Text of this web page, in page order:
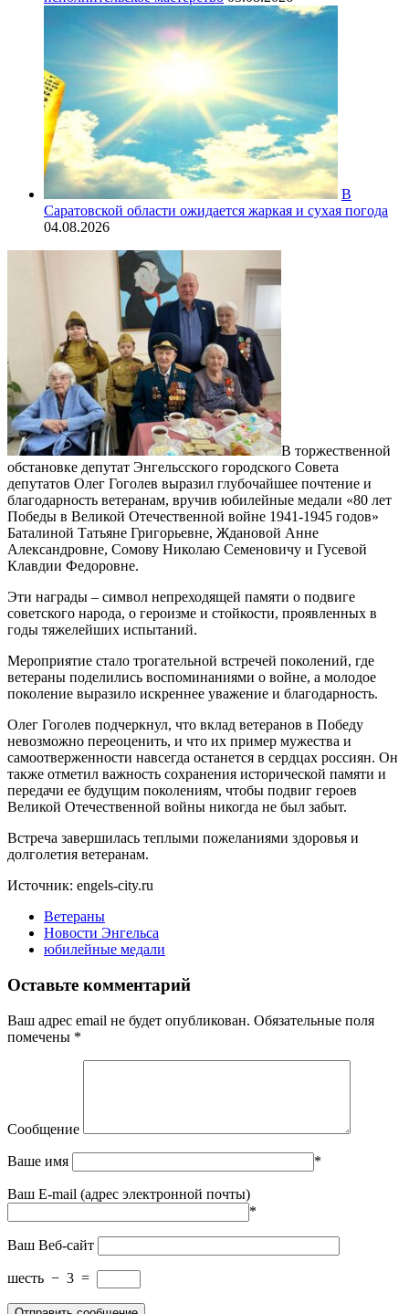
В
Саратовской области ожидается жаркая и сухая погода
04.08.2026
В торжественной
обстановке депутат Энгельсского городского Совета
депутатов Олег Гоголев выразил глубочайшее почтение и
благодарность ветеранам, вручив юбилейные медали «80 лет
Победы в Великой Отечественной войне 1941-1945 годов»
Баталиной Татьяне Григорьевне, Ждановой Анне
Александровне, Сомову Николаю Семеновичу и Гусевой
Клавдии Федоровне.
Эти награды – символ непреходящей памяти о подвиге
советского народа, о героизме и стойкости, проявленных в
годы тяжелейших испытаний.
Мероприятие стало трогательной встречей поколений, где
ветераны поделились воспоминаниями о войне, а молодое
поколение выразило искреннее уважение и благодарность.
Олег Гоголев подчеркнул, что вклад ветеранов в Победу
невозможно переоценить, и что их пример мужества и
самоотверженности навсегда останется в сердцах россиян. Он
также отметил важность сохранения исторической памяти и
передачи ее будущим поколениям, чтобы подвиг героев
Великой Отечественной войны никогда не был забыт.
Встреча завершилась теплыми пожеланиями здоровья и
долголетия ветеранам.
Источник: engels-city.ru
Ветераны
Новости Энгельса
юбилейные медали
Оставьте комментарий
Ваш адрес email не будет опубликован. Обязательные поля
помечены *
Сообщение
Ваше имя *
Ваш E-mail (адрес электронной почты)
*
Ваш Веб-сайт
шесть − 3 =